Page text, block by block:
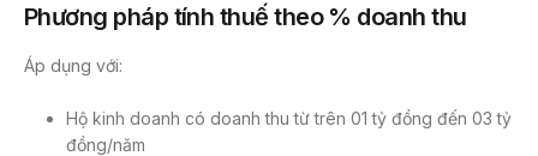
Phương pháp tính thuế theo % doanh thu
Áp dụng với:
Hộ kinh doanh có doanh thu từ trên 01 tỷ đồng đến 03 tỷ
đồng/năm